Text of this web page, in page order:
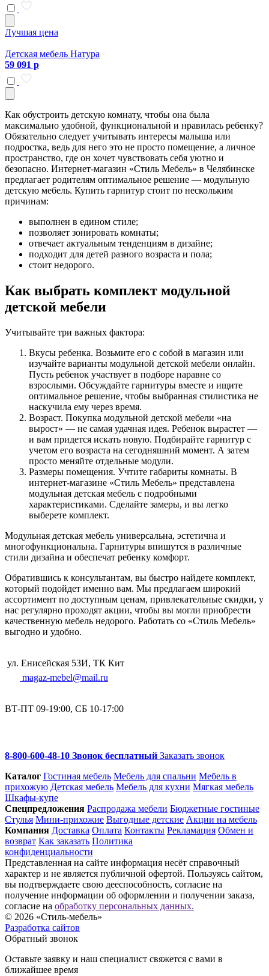
Лучшая цена
Детская мебель Натура
59 091 р
Как обустроить детскую комнату, чтобы она была
максимально удобной, функциональной и нравилась ребенку?
Обязательно следует учитывать интересы малыша или
подростка, ведь для него это не просто помещение, а личное
пространство, где он хочет чувствовать себя уютно и
безопасно. Интернет-магазин «Стиль Мебель» в Челябинске
предлагает родителям оптимальное решение — модульную
детскую мебель. Купить гарнитур стоит по нескольким
причинам:
выполнен в едином стиле;
позволяет зонировать комнаты;
отвечает актуальным тенденциям в дизайне;
подходит для детей разного возраста и пола;
стоит недорого.
Как выбрать комплект модульной
детской мебели
Учитывайте три важных фактора:
Вкусы ребенка. Возьмите его с собой в магазин или
изучайте варианты модульной детской мебели онлайн.
Пусть ребенок участвует в подборе наравне со
взрослыми. Обсуждайте гарнитуры вместе и ищите
оптимальное решение, чтобы выбранная стилистика не
наскучила ему через время.
Возраст. Покупка модульной детской мебели «на
вырост» — не самая удачная идея. Ребенок вырастет —
и вам придется искать новую. Подбирайте гарнитур с
учетом его возраста на сегодняшний момент. А затем
просто меняйте отдельные модули.
Размеры помещения. Учтите габариты комнаты. В
интернет-магазине «Стиль Мебель» представлена
модульная детская мебель с подробными
характеристиками. Сделайте замеры, и вы легко
выберете комплект.
Модульная детская мебель универсальна, эстетична и
многофункциональна. Гарнитуры впишутся в различные
стили дизайна и обеспечат ребенку комфорт.
Обратившись к консультантам, вы быстро найдете комплект,
который подойдет именно вам. Мы предлагаем широкий
ассортимент по доступным ценам, привлекательные скидки, у
нас регулярно проходят акции, чтобы вы могли приобрести
качественную мебель недорого. Работать со «Стиль Мебель»
выгодно и удобно.
ул. Енисейская 53И, ТК Кит
magaz-mebel@mail.ru
ВТ-ПТ 09-19:00, СБ 10-17:00
8-800-600-48-10 Звонок бесплатный Заказать звонок
Каталог Гостиная мебель Мебель для спальни Мебель в
прихожую Детская мебель Мебель для кухни Мягкая мебель
Шкафы-купе
Спец­предложения Распродажа мебели Бюджетные гостиные
Стулья Мини-прихожие Выгодные детские Акции на мебель
Компания Доставка Оплата Контакты Рекламация Обмен и
возврат Как заказать Политика
конфиденциальности
Представленная на сайте информация несёт справочный
характер и не является публичной офертой. Пользуясь сайтом,
вы подтверждаете свою дееспособность, согласие на
получение информации об оформлении и получении заказа,
согласие на обработку персональных данных.
© 2026 «Стиль-мебель»
Разработка сайтов
Обратный звонок
Оставьте заявку и наш специалист свяжется с вами в
ближайшее время